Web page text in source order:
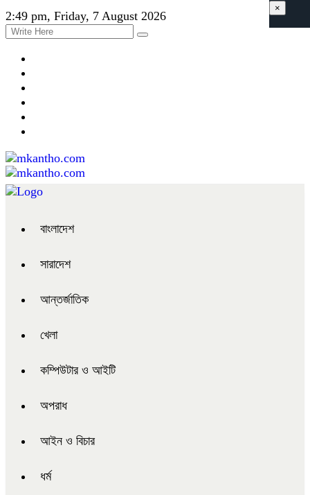
2:49 pm, Friday, 7 August 2026
বাংলাদেশ
সারাদেশ
আন্তর্জাতিক
খেলা
কম্পিউটার ও আইটি
অপরাধ
আইন ও বিচার
ধর্ম
×